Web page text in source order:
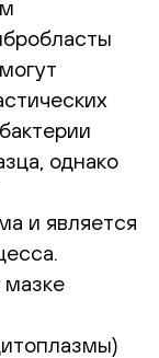
однако
и является